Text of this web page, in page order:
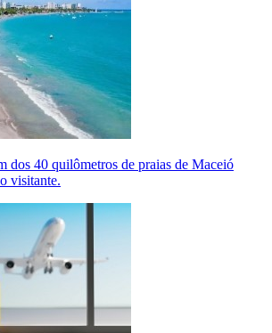
dos 40 quilômetros de praias de Maceió
visitante.